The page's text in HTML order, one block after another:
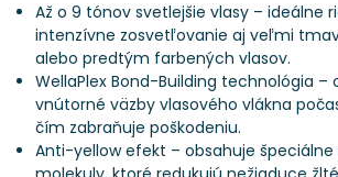
Až o 9 tónov svetlejšie vlasy – ideálne
intenzívne zosvetľovanie aj veľmi
alebo predtým farbených vlasov.
WellaPlex Bond-Building technológia –
vnútorné väzby vlasového vlákna
čím zabraňuje poškodeniu.
Anti-yellow efekt – obsahuje